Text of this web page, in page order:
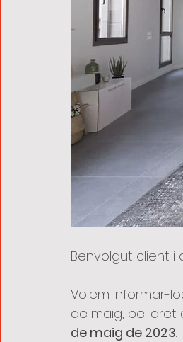
Benvolgut client i
Volem informar-
de maig, pel
de maig de 2023.